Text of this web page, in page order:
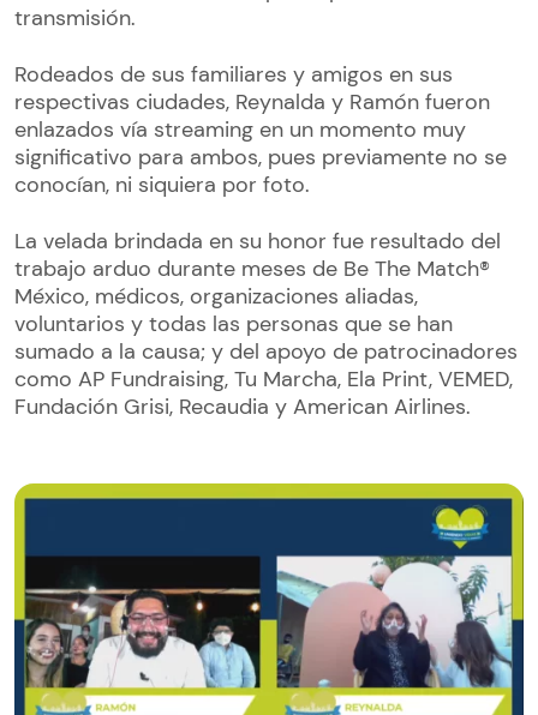
transmisión.
Rodeados de sus familiares y amigos en sus
respectivas ciudades, Reynalda y Ramón fueron
enlazados vía streaming en un momento muy
significativo para ambos, pues previamente no se
conocían, ni siquiera por foto.
La velada brindada en su honor fue resultado del
trabajo arduo durante meses de Be The Match®
México, médicos, organizaciones aliadas,
voluntarios y todas las personas que se han
sumado a la causa; y del apoyo de patrocinadores
como AP Fundraising, Tu Marcha, Ela Print, VEMED,
Fundación Grisi, Recaudia y American Airlines.